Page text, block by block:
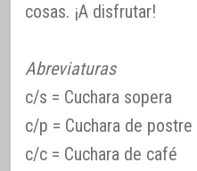
cosas. ¡A disfrutar!
Abreviaturas
c/s = Cuchara sopera
c/p = Cuchara de postre
c/c = Cuchara de café